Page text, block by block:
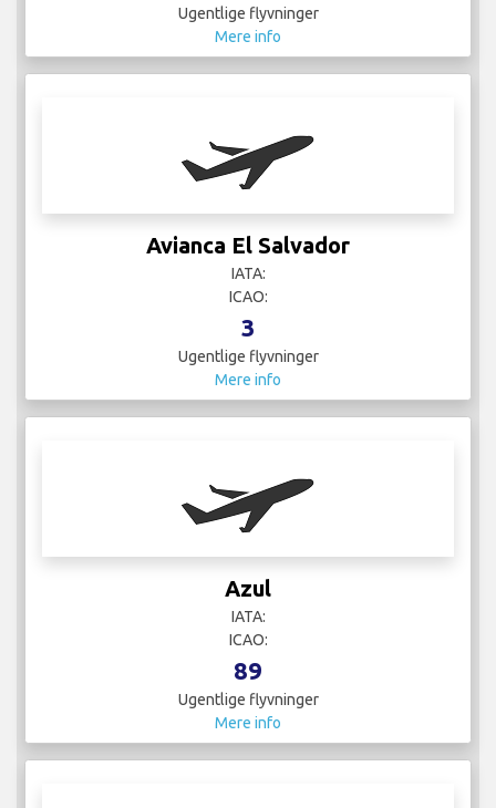
Ugentlige flyvninger
Mere info
Avianca El Salvador
IATA:
ICAO:
3
Ugentlige flyvninger
Mere info
Azul
IATA:
ICAO:
89
Ugentlige flyvninger
Mere info